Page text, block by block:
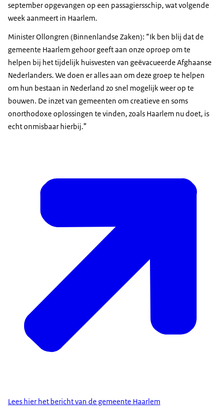
september opgevangen op een passagiersschip, wat volgende
week aanmeert in Haarlem.
Minister Ollongren (Binnenlandse Zaken): “Ik ben blij dat de
gemeente Haarlem gehoor geeft aan onze oproep om te
helpen bij het tijdelijk huisvesten van geëvacueerde Afghaanse
Nederlanders. We doen er alles aan om deze groep te helpen
om hun bestaan in Nederland zo snel mogelijk weer op te
bouwen. De inzet van gemeenten om creatieve en soms
onorthodoxe oplossingen te vinden, zoals Haarlem nu doet, is
echt onmisbaar hierbij.”
Lees hier het bericht van de gemeente Haarlem